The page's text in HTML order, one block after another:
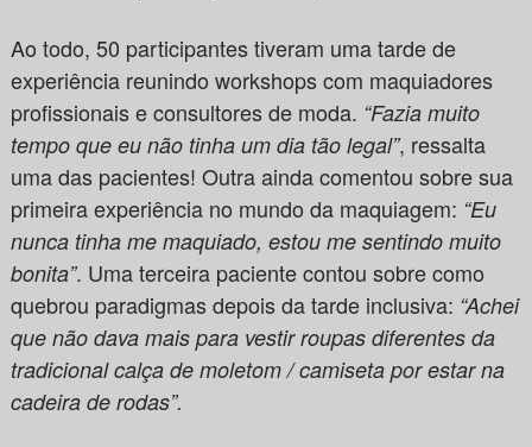
Ao todo, 50 participantes tiveram uma tarde de
experiência reunindo workshops com maquiadores
profissionais e consultores de moda. “Fazia muito
tempo que eu não tinha um dia tão legal”, ressalta
uma das pacientes! Outra ainda comentou sobre sua
primeira experiência no mundo da maquiagem: “Eu
nunca tinha me maquiado, estou me sentindo muito
bonita”. Uma terceira paciente contou sobre como
quebrou paradigmas depois da tarde inclusiva: “Achei
que não dava mais para vestir roupas diferentes da
tradicional calça de moletom / camiseta por estar na
cadeira de rodas”.